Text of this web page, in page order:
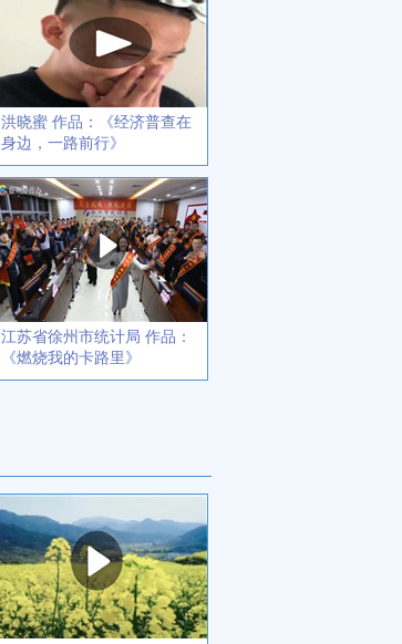
洪晓蜜 作品：《经济普查在
身边，一路前行》
江苏省徐州市统计局 作品：
《燃烧我的卡路里》